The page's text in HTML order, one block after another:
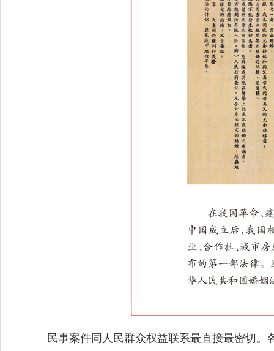
民事案件同人民群众权益联系最直接最密切。